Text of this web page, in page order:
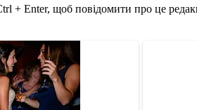
+ Enter, щоб повідомити про це